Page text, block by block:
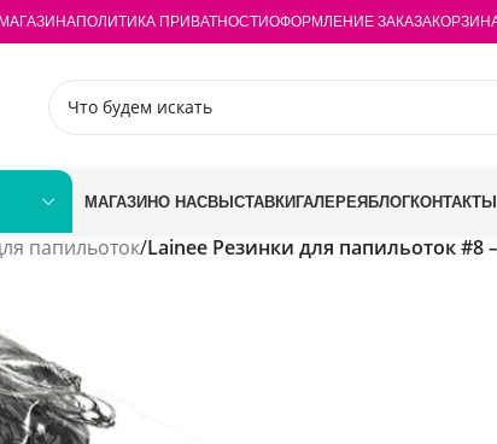
ПОЛИТИКА ПРИВАТНОСТИОФОРМЛЕНИЕ ЗАКАЗА
МАГАЗИНО НАСВЫСТАВКИГАЛЕРЕЯБЛОГКОНТАКТЫ
папильоток/Lainee Резинки для папильоток #8